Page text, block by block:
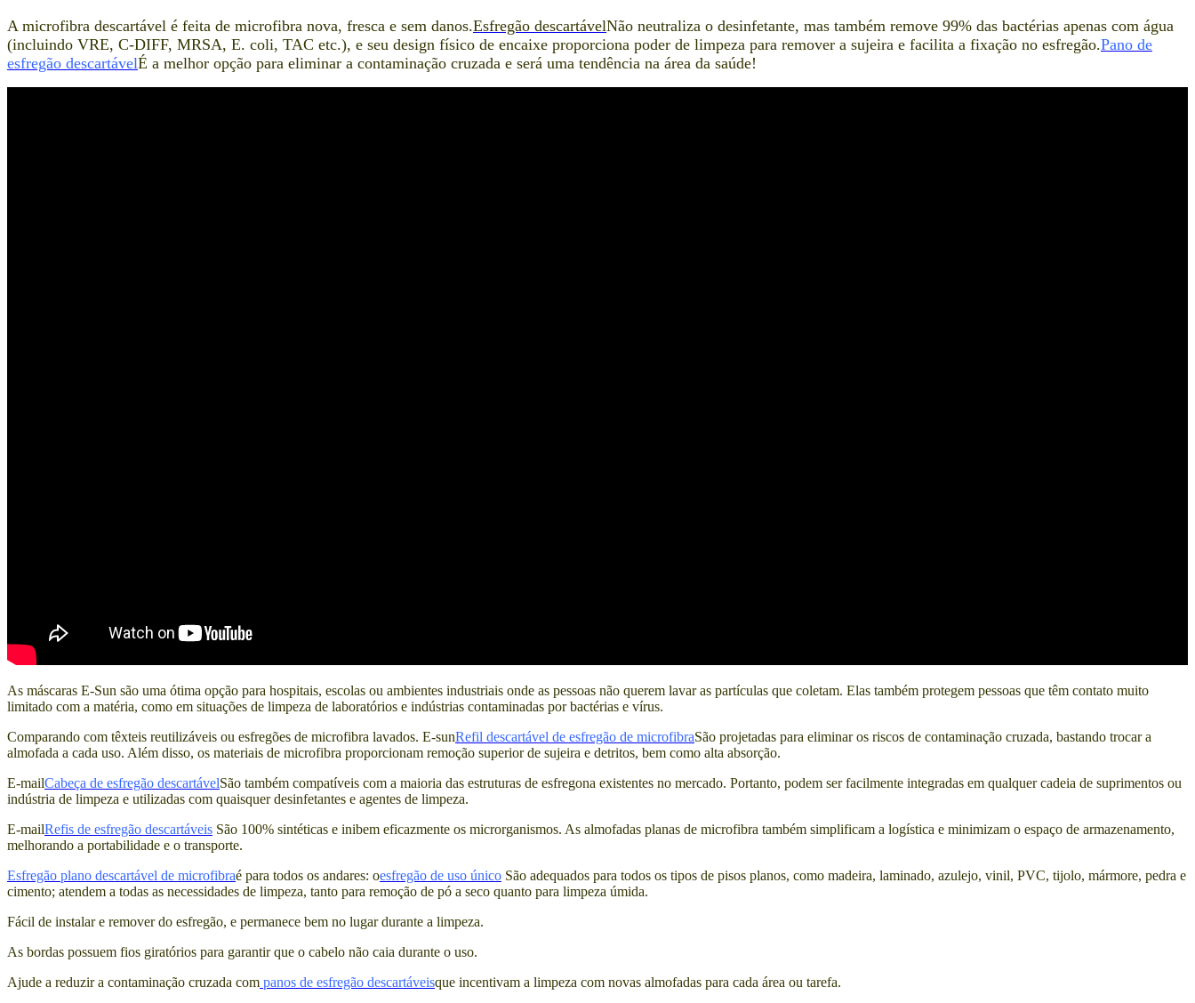
A microfibra descartável é feita de microfibra nova, fresca e sem danos.Esfregão descartávelNão neutraliza o desinfetante, mas também remove 99% das bactérias apenas com água
(incluindo VRE, C-DIFF, MRSA, E. coli, TAC etc.), e seu design físico de encaixe proporciona poder de limpeza para remover a sujeira e facilita a fixação no esfregão.Pano de
esfregão descartávelÉ a melhor opção para eliminar a contaminação cruzada e será uma tendência na área da saúde!
As máscaras E-Sun são uma ótima opção para hospitais, escolas ou ambientes industriais onde as pessoas não querem lavar as partículas que coletam. Elas também protegem pessoas que têm contato muito
limitado com a matéria, como em situações de limpeza de laboratórios e indústrias contaminadas por bactérias e vírus.
Comparando com têxteis reutilizáveis ​​ou esfregões de microfibra lavados. E-sunRefil descartável de esfregão de microfibraSão projetadas para eliminar os riscos de contaminação cruzada, bastando trocar a
almofada a cada uso. Além disso, os materiais de microfibra proporcionam remoção superior de sujeira e detritos, bem como alta absorção.
E-mailCabeça de esfregão descartávelSão também compatíveis com a maioria das estruturas de esfregona existentes no mercado. Portanto, podem ser facilmente integradas em qualquer cadeia de suprimentos ou
indústria de limpeza e utilizadas com quaisquer desinfetantes e agentes de limpeza.
E-mailRefis de esfregão descartáveis São 100% sintéticas e inibem eficazmente os microrganismos. As almofadas planas de microfibra também simplificam a logística e minimizam o espaço de armazenamento,
melhorando a portabilidade e o transporte.
Esfregão plano descartável de microfibraé para todos os andares: oesfregão de uso único São adequados para todos os tipos de pisos planos, como madeira, laminado, azulejo, vinil, PVC, tijolo, mármore, pedra e
cimento; atendem a todas as necessidades de limpeza, tanto para remoção de pó a seco quanto para limpeza úmida.
Fácil de instalar e remover do esfregão, e permanece bem no lugar durante a limpeza.
As bordas possuem fios giratórios para garantir que o cabelo não caia durante o uso.
Ajude a reduzir a contaminação cruzada com panos de esfregão descartáveisque incentivam a limpeza com novas almofadas para cada área ou tarefa.